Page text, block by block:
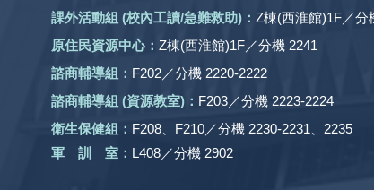
課外活動組 (校內工讀/急難救助) ： Z棟(西淮館)1F／分
原住民資源中心： Z棟(西淮館)1F／分機 2241
諮商輔導組： F202／分機 2220-2222
諮商輔導組 (資源教室)： F203／分機 2223-2224
衛生保健組： F208、F210／分機 2230-2231、2235
軍 訓 室： L408／分機 2902